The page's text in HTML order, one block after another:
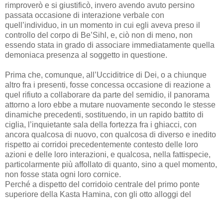
rimproverò e si giustificò, invero avendo avuto persino
passata occasione di interazione verbale con
quell’individuo, in un momento in cui egli aveva preso il
controllo del corpo di Be’Sihl, e, ciò non di meno, non
essendo stata in grado di associare immediatamente quella
demoniaca presenza al soggetto in questione.
Prima che, comunque, all’Ucciditrice di Dei, o a chiunque
altro fra i presenti, fosse concessa occasione di reazione a
quel rifiuto a collaborare da parte del semidio, il panorama
attorno a loro ebbe a mutare nuovamente secondo le stesse
dinamiche precedenti, sostituendo, in un rapido battito di
ciglia, l’inquietante sala della fortezza fra i ghiacci, con
ancora qualcosa di nuovo, con qualcosa di diverso e inedito
rispetto ai corridoi precedentemente contesto delle loro
azioni e delle loro interazioni, e qualcosa, nella fattispecie,
particolarmente più affollato di quanto, sino a quel momento,
non fosse stata ogni loro cornice.
Perché a dispetto del corridoio centrale del primo ponte
superiore della Kasta Hamina, con gli otto alloggi del